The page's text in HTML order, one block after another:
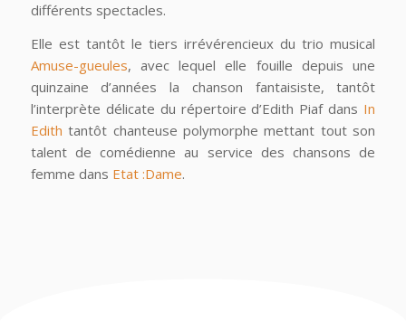
différents spectacles.
Elle est tantôt le tiers irrévérencieux du trio musical
Amuse-gueules, avec lequel elle fouille depuis une
quinzaine d’années la chanson fantaisiste, tantôt
l’interprète délicate du répertoire d’Edith Piaf dans In
Edith tantôt chanteuse polymorphe mettant tout son
talent de comédienne au service des chansons de
femme dans Etat :Dame.